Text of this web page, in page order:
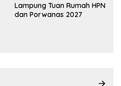
Lampung Tuan Rumah HPN
dan Porwanas 2027